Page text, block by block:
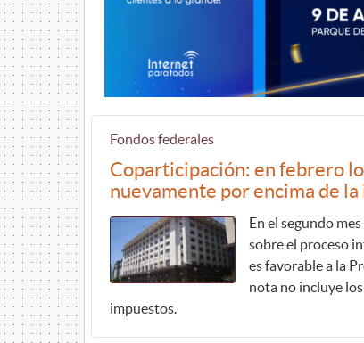
Fondos federales
Coparticipación: en febrero
nuevamente por encima de
En el segundo
sobre el proceso
es favorable a la
nota no incluye
impuestos.